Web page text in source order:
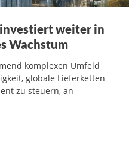
weiter in
Wachstum
komplexen Umfeld
globale Lieferketten
zu steuern, an